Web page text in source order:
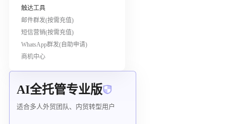
触达工具
邮件群发(按需充值)
短信营销(按需充值)
WhatsApp群发(自助申请)
商机中心
AI全托管专业版
适合多人外贸团队、内贸转型用户